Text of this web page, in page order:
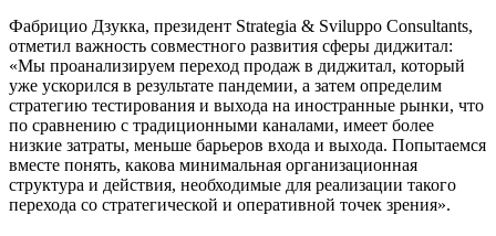
Фабрицио Дзукка, президент Strategia & Sviluppo Consultants,
отметил важность совместного развития сферы диджитал:
«Мы проанализируем переход продаж в диджитал, который
уже ускорился в результате пандемии, а затем определим
стратегию тестирования и выхода на иностранные рынки, что
по сравнению с традиционными каналами, имеет более
низкие затраты, меньше барьеров входа и выхода. Попытаемся
вместе понять, какова минимальная организационная
структура и действия, необходимые для реализации такого
перехода со стратегической и оперативной точек зрения».